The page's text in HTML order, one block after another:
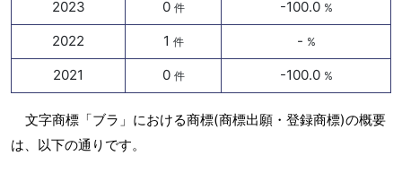
2023 0 件 -100.0 %
2022 1 件 - %
2021 0 件 -100.0 %
文字商標「ブラ」における商標(商標出願・登録商標)の概要
は、以下の通りです。